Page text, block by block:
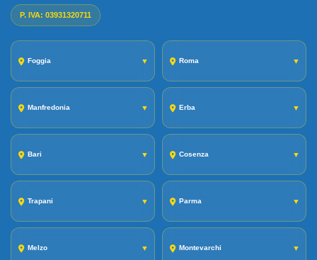
P. IVA: 03931320711
Foggia ▼ Roma ▼
Manfredonia ▼ Erba ▼
Bari ▼ Cosenza ▼
Trapani ▼ Parma ▼
Melzo ▼ Montevarchi ▼